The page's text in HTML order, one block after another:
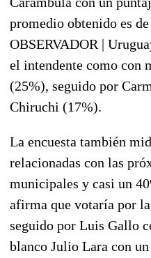
promedio obtenido es
OBSERVADOR |
el intendente como con
(25%), seguido por
Chiruchi (17%).
La encuesta también
relacionadas con las
municipales y casi un
afirma que votaría por
seguido por Luis Gallo
blanco Julio Lara con